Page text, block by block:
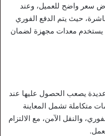
عرض سعر واضح للعميل، وعند
حيث يتم الدفع الفوري
يستخدم معدات مجهزة لضمان
يصعب الحصول عليها عند
متكاملة تشمل المعاينة
والنقل الآمن، مع الالتزام